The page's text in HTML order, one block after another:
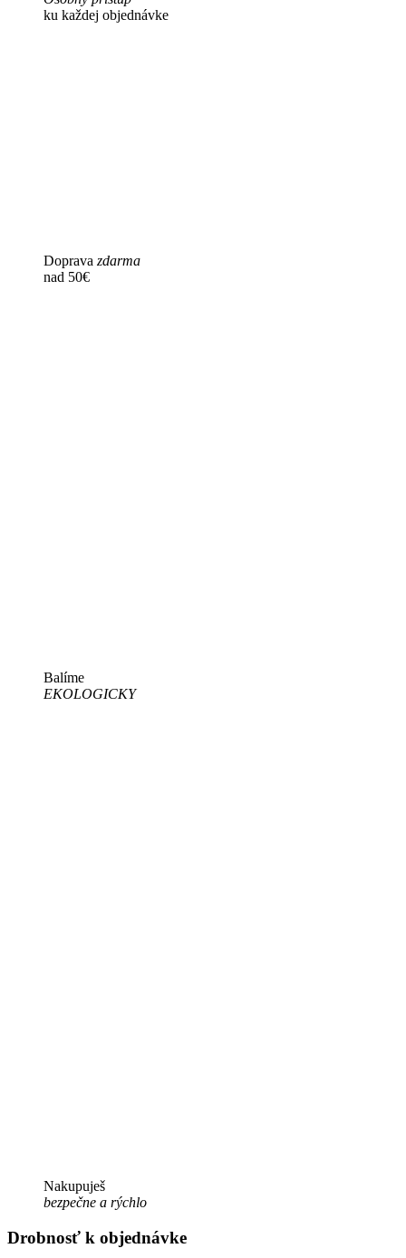
ku každej objednávke
Doprava zdarma
nad 50€
Balíme
EKOLOGICKY
Nakupuješ
bezpečne a rýchlo
Drobnosť k objednávke